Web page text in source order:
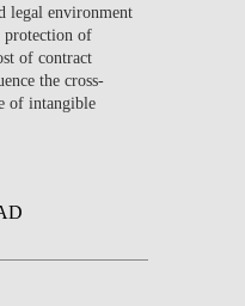
legal environment
protection of
of contract
the cross-
of intangible